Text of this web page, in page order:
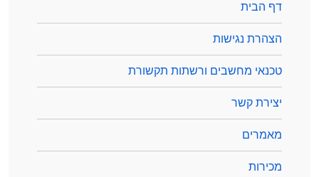
דף הבית
הצהרת נגישות
טכנאי מחשבים ורשתות תקשורת
יצירת קשר
מאמרים
מכירות